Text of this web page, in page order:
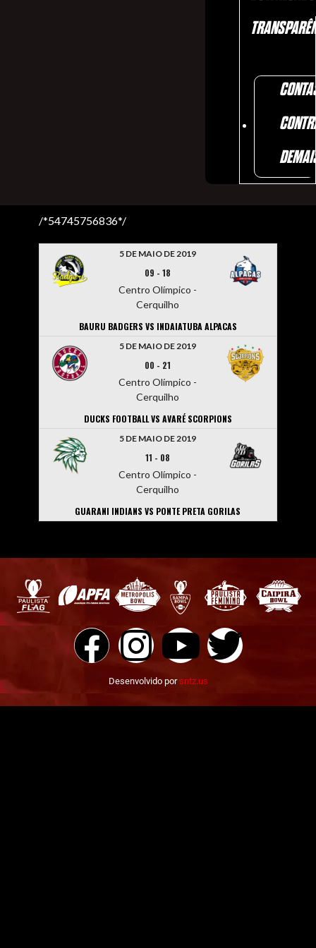
/*54745756836*/
5 DE MAIO DE 2019
09 -18
Centro Olímpico -
Cerquilho
BAURU BADGERS VS INDAIATUBA ALPACAS
5 DE MAIO DE 2019
00 - 21
Centro Olímpico -
Cerquilho
DUCKS FOOTBALL VS AVARÉ SCORPIONS
5 DE MAIO DE 2019
11 - 08
Centro Olímpico -
Cerquilho
GUARANI INDIANS VS PONTE PRETA GORILAS
Desenvolvido porsntz.us